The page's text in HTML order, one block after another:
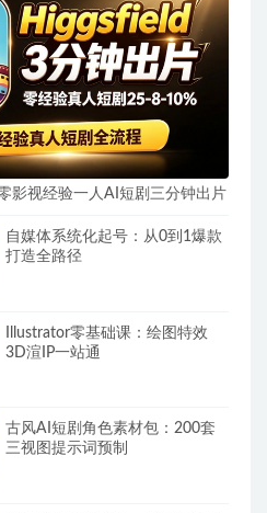
影视经验一人AI短剧三分钟出片
自媒体系统化起号：从0到1爆款
打造全路径
Illustrator零基础课：绘图特效
3D渲IP一站通
古风AI短剧角色素材包：200套
三视图提示词预制